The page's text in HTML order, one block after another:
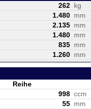
262 kg
1.480 mm
2.135 mm
1.480 mm
835 mm
1.260 mm
Reihe
998 ccm
55 mm